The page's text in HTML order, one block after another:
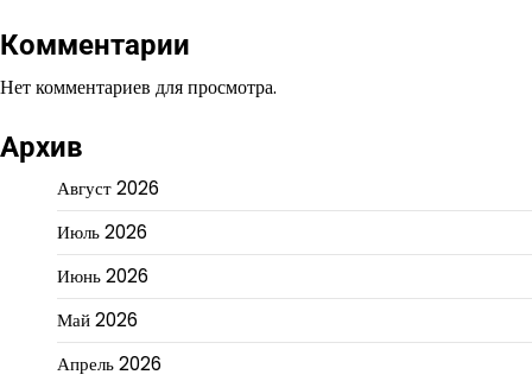
Комментарии
Нет комментариев для просмотра.
Архив
Август 2026
Июль 2026
Июнь 2026
Май 2026
Апрель 2026